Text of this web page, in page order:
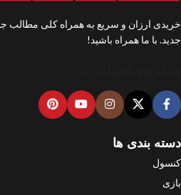
خریدی ارزان و سریع به همراه کلی مطالب
جدید. با ما همراه باشید!
دسته بندی ها
کنسول
بازی